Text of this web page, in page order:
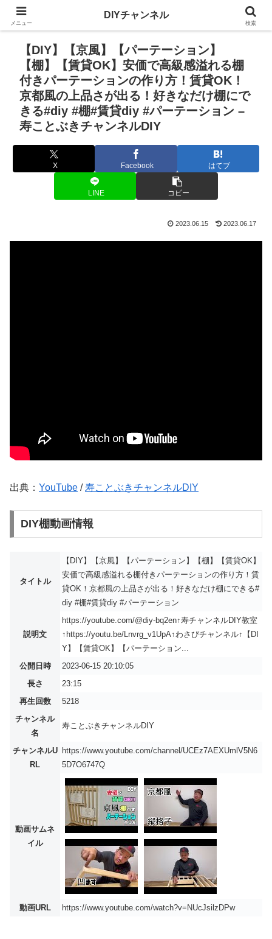
【DIY】【京風】【パーテーション】
【棚】【賃貸OK】安価で高級感溢れる棚
付きパーテーションの作り方！賃貸OK！
京都風の上品さが出る！好きなだけ棚にで
きる#diy #棚#賃貸diy #パーテーション –
寿ことぶきチャンネルDIY
X Facebook はてブ
LINE コピー
2023.06.15 2023.06.17
出典： YouTube /寿ことぶきチャンネルDIY
DIY棚動画情報
タイトル
【DIY】【京風】【パーテーション】【棚】【賃貸OK】
安価で高級感溢れる棚付きパーテーションの作り方！賃
貸OK！京都風の上品さが出る！好きなだけ棚にできる#
diy #棚#賃貸diy #パーテーション
説明文
https://youtube.com/@diy-bq2en↑寿チャンネルDIY教室
↑https://youtu.be/Lnvrg_v1UpA↑わさびチャンネル↑【DI
Y】【賃貸OK】【パーテーション...
公開日時
2023-06-15 20:10:05
長さ
23:15
再生回数
5218
チャンネル
名
寿ことぶきチャンネルDIY
チャンネルU
RL
https://www.youtube.com/channel/UCEz7AEXUmlV5N6
5D7O6747Q
動画サムネ
イル
動画URL https://www.youtube.com/watch?v=NUcJsilzDPw
メニュー
DIYチャンネル
検索